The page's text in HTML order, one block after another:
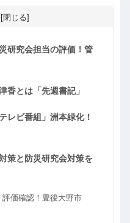
研究会担当の評価！管
香とは「先週書記」
レビ番組」洲本緑化！
策と防災研究会対策を
価確認！豊後大野市